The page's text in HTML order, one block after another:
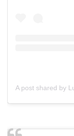
A post shared by